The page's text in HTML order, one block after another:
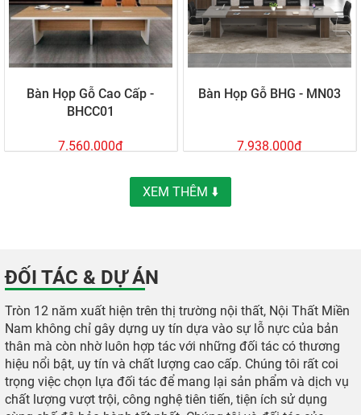
Bàn Họp Gỗ Cao Cấp -
BHCC01
7.560.000đ
Bàn Họp Gỗ BHG - MN03
7.938.000đ
XEM THÊM ⬇️
ĐỐI TÁC & DỰ ÁN
Tròn 12 năm xuất hiện trên thị trường nội thất, Nội Thất Miền
Nam không chỉ gây dựng uy tín dựa vào sự lỗ nực của bản
thân mà còn nhờ luôn hợp tác với những đối tác có thương
hiệu nổi bật, uy tín và chất lượng cao cấp. Chúng tôi rất coi
trọng việc chọn lựa đối tác để mang lại sản phẩm và dịch vụ
chất lượng vượt trội, công nghệ tiên tiến, tiện ích sử dụng